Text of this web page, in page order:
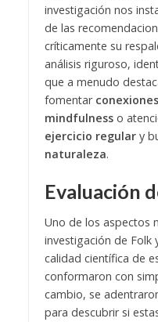
investigación nos
de las
críticamente su
análisis riguroso,
que a menudo
fomentar
mindfulnesso
ejercicio regulary
naturaleza.
Evaluación
Uno de los aspectos
investigación de Folk
calidad científica de
conformaron con
cambio, se
para descubrir si